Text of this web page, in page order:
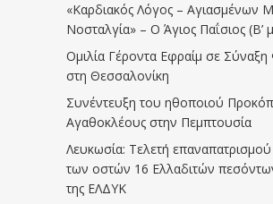
«Καρδιακός Λόγος – Αγιασμένων
Νοσταλγία» – Ο Άγιος Παΐσιος (Β’
Ομιλία Γέροντα Εφραίμ σε Σύναξη
στη Θεσσαλονίκη
Συνέντευξη του ηθοποιού
Αγαθοκλέους στην Πεμπτουσία
Λευκωσία: Τελετή επαναπατρισμού
των οστών 16 Ελλαδιτών
της ΕΛΔΥΚ